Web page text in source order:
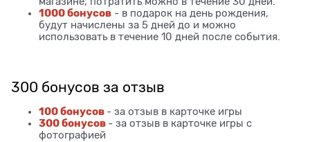
1000 бонусов - в подарок на день рождения,
будут начислены за 5 дней до и можно
использовать в течение 10 дней после события.
300 бонусов за отзыв
100 бонусов - за отзыв в карточке игры
300 бонусов - за отзыв в карточке игры с
фотографией